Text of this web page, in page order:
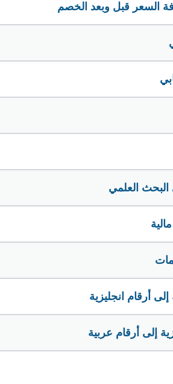
السعر قبل وبعد الخصم
البحث العلمي
إلى أرقام انجليزية
إلى أرقام عربية